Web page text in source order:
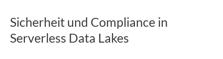
Sicherheit und Compliance in
Serverless Data Lakes